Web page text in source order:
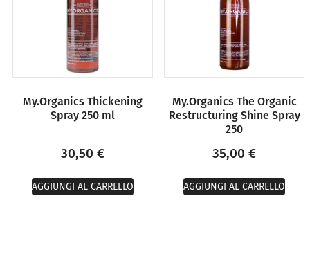
My.Organics Thickening
Spray 250 ml
30,50 €
AGGIUNGI AL CARRELLO
My.Organics The Organic
Restructuring Shine Spray
250
35,00€
AGGIUNGI AL CARRELLO